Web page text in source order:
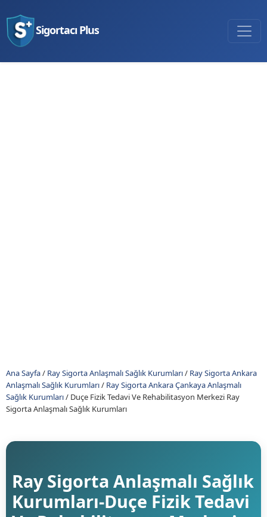
Sigortacı Plus
Ana Sayfa/ Ray Sigorta Anlaşmalı Sağlık Kurumları/ Ray Sigorta Ankara
Anlaşmalı Sağlık Kurumları/ Ray Sigorta Ankara Çankaya Anlaşmalı
Sağlık Kurumları/ Duçe Fizik Tedavi Ve Rehabilitasyon Merkezi Ray
Sigorta Anlaşmalı Sağlık Kurumları
Ray Sigorta Anlaşmalı Sağlık
Kurumları-Duçe Fizik Tedavi